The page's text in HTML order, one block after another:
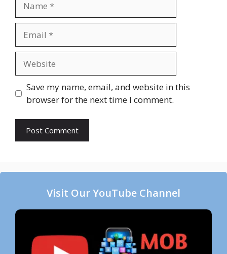
Save my name, email, and website in this
browser for the next time I comment.
Visit Our YouTube Channel